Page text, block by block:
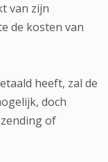
van zijn
de kosten van
heeft, zal de
doch
of